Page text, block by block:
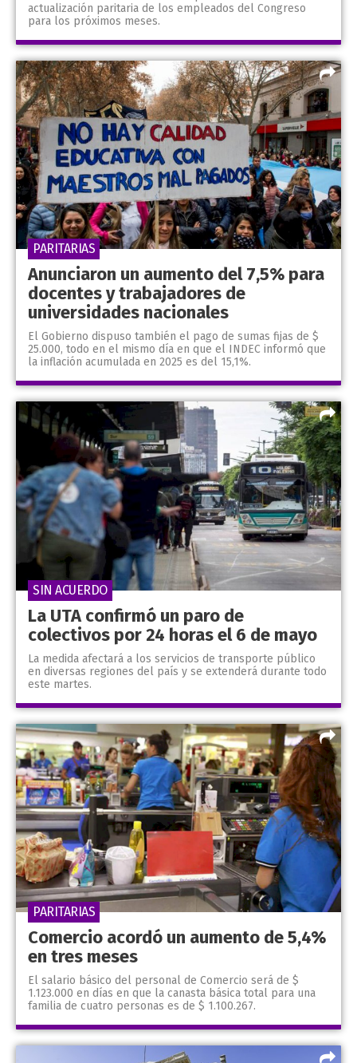
actualización paritaria de los empleados del Congreso
para los próximos meses.
Anunciaron un aumento del 7,5% para
docentes y trabajadores de
universidades nacionales
El Gobierno dispuso también el pago de sumas fijas de $
25.000, todo en el mismo día en que el INDEC informó que
la inflación acumulada en 2025 es del 15,1%.
PARITARIAS
La UTA confirmó un paro de
colectivos por 24 horas el 6 de mayo
La medida afectará a los servicios de transporte público
en diversas regiones del país y se extenderá durante todo
este martes.
SIN ACUERDO
Comercio acordó un aumento de 5,4%
en tres meses
El salario básico del personal de Comercio será de $
1.123.000 en días en que la canasta básica total para una
familia de cuatro personas es de $ 1.100.267.
PARITARIAS